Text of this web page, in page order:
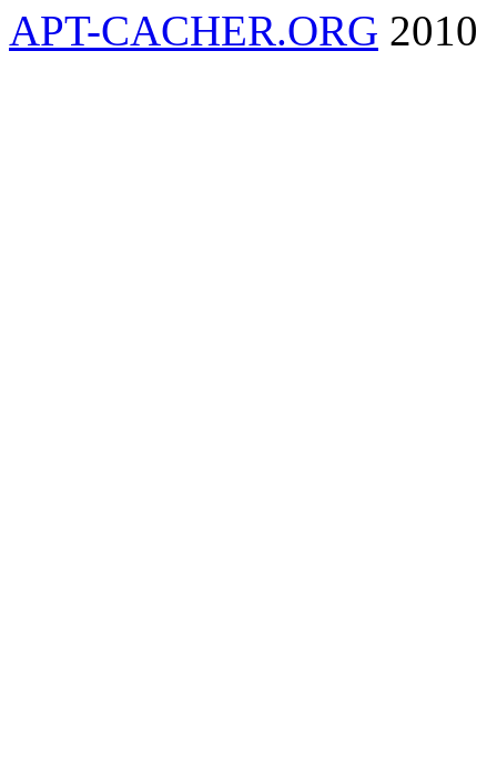
APT-CACHER.ORG 2010